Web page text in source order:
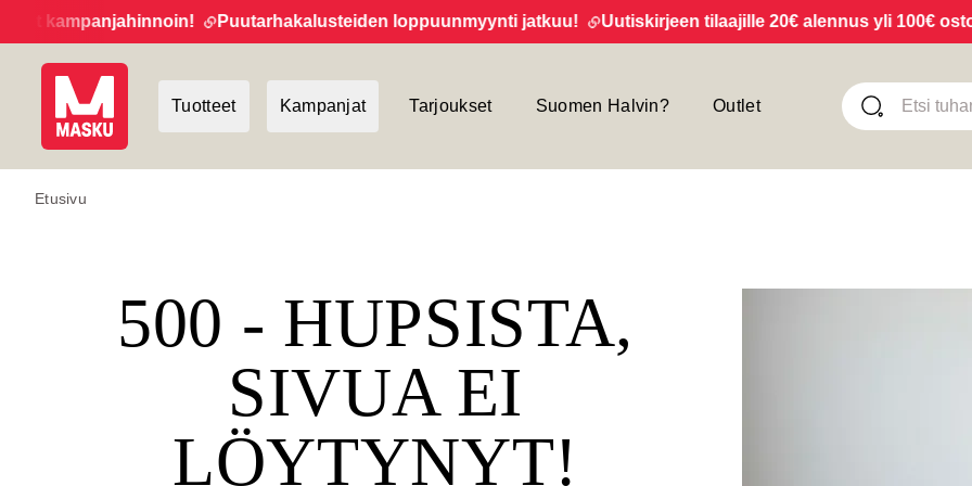
kampanjahinnoin! Puutarhakalusteiden loppuunmyynti jatkuu! Uutiskirjeen tilaajille 20€ alennus yli 100€
Tuotteet Kampanjat Tarjoukset Suomen Halvin? Outlet
Etusivu
500 - HUPSISTA,
SIVUA EI
LÖYTYNYT!